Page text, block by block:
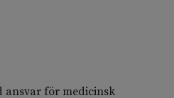
ansvar för medicinsk